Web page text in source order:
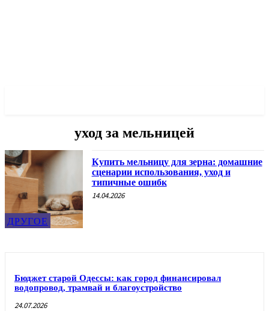
уход за мельницей
ДРУГОЕ
Купить мельницу для зерна: домашние
сценарии использования, уход и
типичные ошибк
14.04.2026
Бюджет старой Одессы: как город финансировал
водопровод, трамвай и благоустройство
24.07.2026